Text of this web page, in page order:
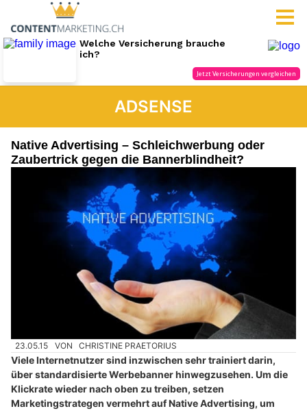
ADSENSE
Native Advertising – Schleichwerbung oder
Zaubertrick gegen die Bannerblindheit?
23.05.15 VON CHRISTINE PRAETORIUS
Viele Internetnutzer sind inzwischen sehr trainiert darin,
über standardisierte Werbebanner hinwegzusehen. Um die
Klickrate wieder nach oben zu treiben, setzen
Marketingstrategen vermehrt auf Native Advertising, um